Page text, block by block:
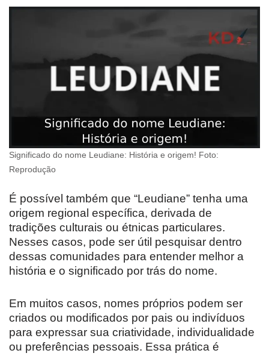
Significado do nome Leudiane: História e origem! Foto:
Reprodução
É possível também que “Leudiane” tenha uma
origem regional específica, derivada de
tradições culturais ou étnicas particulares.
Nesses casos, pode ser útil pesquisar dentro
dessas comunidades para entender melhor a
história e o significado por trás do nome.
Em muitos casos, nomes próprios podem ser
criados ou modificados por pais ou indivíduos
para expressar sua criatividade, individualidade
ou preferências pessoais. Essa prática é